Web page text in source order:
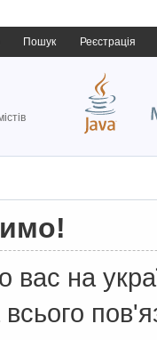
Пошук Реєстрація
вас на